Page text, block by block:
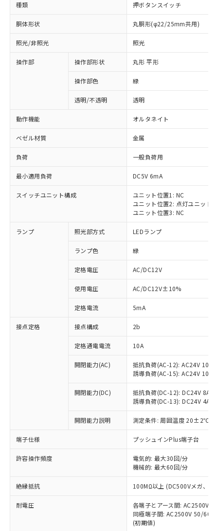
種類 押ボタンスイッチ
胴体形状 丸胴形(φ22/25mm共用)
照光/非照光 照光
操作部 操作部形状 丸形 平形
操作部色 緑
透明/不透明 透明
動作機能 オルタネイト
ベゼル材質 金属
負荷 一般負荷用
最小適用負荷 DC5V 6mA
スイッチユニット構成
ユニット位置1: NC
ユニット位置2: 点灯ユニット
ユニット位置3: NC
ランプ 照光部方式 LEDランプ
ランプ色 緑
定格電圧 AC/DC12V
使用電圧 AC/DC12V±10%
定格電流 5mA
接点定格 接点構成 2b
定格通電電流 10A
開閉能力(AC)
抵抗負荷(AC-12): AC24V 10A/
誘導負荷(AC-15): AC24V
開閉能力(DC)
抵抗負荷(DC-12): DC24V 8A/
誘導負荷(DC-13): DC24V 4A/
開閉能力説明 測定条件: 周囲温度 20±2℃、
端子仕様 プッシュインPlus端子台
許容操作頻度
電気的: 最大30回/分
機械的: 最大60回/分
絶縁抵抗 100MΩ以上 (DC500Vメガ、点
耐電圧
各端子とアース間: AC2500V
同極端子間: AC2500V 50/
(初期値)
ご利用条件
以下の条件をお読みいただき、同意のうえ
ご利用ください。
本サービスは、当社制御機器事業取扱
商品の当社在庫状況および標準価格
(税抜)を提供させていただくもので
当社制御機器事業取扱商品の中には、
本サービスの対象外となる商品もある
ことをご了承ください。
在庫状況および標準価格照会結果は、
記載している更新日時点での社内デー
タに基づき作成されるものであり、閲
覧された時点での実際の在庫および標
準価格とは異なる場合があることをご
※1 対応状況
対応済み：EU RoHS指令（10物質）の
非含有に対応した製品が提供可能な商品で
す。
対応予定：EU RoHS指令（10物質）の非含
有に対応した製品に切り替える予定のある
対応予定なし：EU RoHS指令（10物質）の
非含有に非対応の商品で、対応品を出す予
定はありません。
調査・確認中：EU RoHS指令（10物質）の
非含有の対応状況を調査中または確認中の
非該当品：ライセンス料など無形物で、有
害物質有無と関係のない商品です。
仕入先様の事情により、非含有部品として
いたものが、含有品と判明した場合などや
むを得ず変更することがあります。
六価クロム(Cr(Ⅵ)) 1000ppm以下、ポリ臭化ビフェニル
類(PBB) 1000ppm以下、ポリ臭化ジフェニルエーテル類
「○」：最大均質材料含有率が中国RoHSの
基準値以下であることを示します。
「×」：最大均質材料含有率が中国RoHSの
基準値を超えていることを示します。
「－」：未確認です。当社販売部門へお問
*中国RoHS10物質の基準値 (GB/T26572)：
Pb(鉛) :1000ppm、 Hg(水銀) : 1000ppm、 Cd(カドミウ
Cr(Ⅵ)(六価クロム) : 1000ppm、 PBBs(ポリ臭化ビフェ
当社は、これら貴社製品のうち、外国
為替および外国貿易法に定める商品
（以下｢規制貨物等」という）を輸出
または国外への提供する場合は、日本
国政府の輸出許可(または役務取引許
可)を取得するなどの必要な手続きを